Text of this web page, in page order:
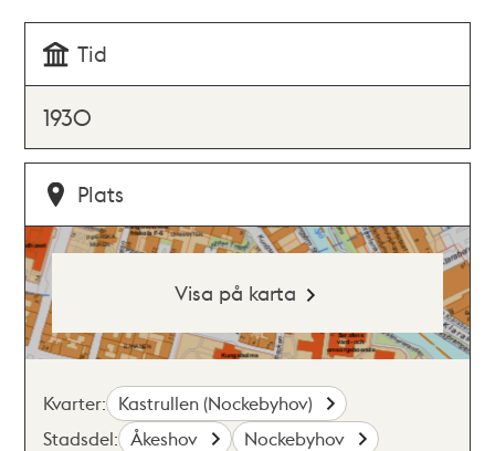
Tid
1930
Plats
Visa på karta
Kvarter: Kastrullen (Nockebyhov)
Stadsdel: Åkeshov
Nockebyhov